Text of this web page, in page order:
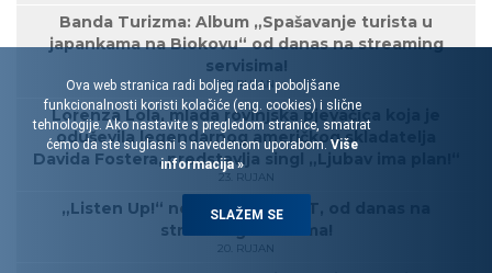
Banda Turizma: Album „Spašavanje turista u
japankama na Biokovu“ od danas na streaming
servisima!
27. RUJAN
Lorenza Lola, mlada rovinjska pjevačica koja je
oduševila legendarnog američkog skladatelja
Davida Fostera, predstavlja singl „Ljubav ima plan!“
23. RUJAN
„Listen Up!“ novi EP grupe EoT, od danas na
streaming servisima!
20. RUJAN
Ova web stranica radi boljeg rada i poboljšane
funkcionalnosti koristi kolačiće (eng. cookies) i slične
tehnologije. Ako nastavite s pregledom stranice, smatrat
ćemo da ste suglasni s navedenom uporabom. Više
informacija »
SLAŽEM SE